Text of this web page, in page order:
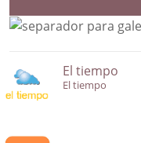
El tiempo
El tiempo